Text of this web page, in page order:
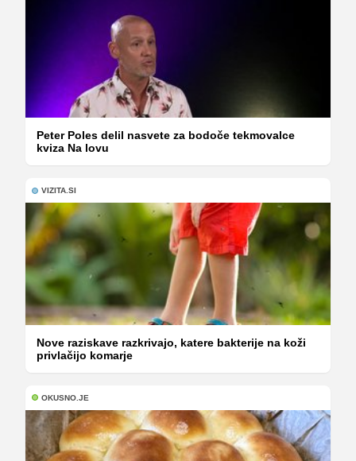
Peter Poles delil nasvete za bodoče tekmovalce
kviza Na lovu
VIZITA.SI
Nove raziskave razkrivajo, katere bakterije na koži
privlačijo komarje
OKUSNO.JE